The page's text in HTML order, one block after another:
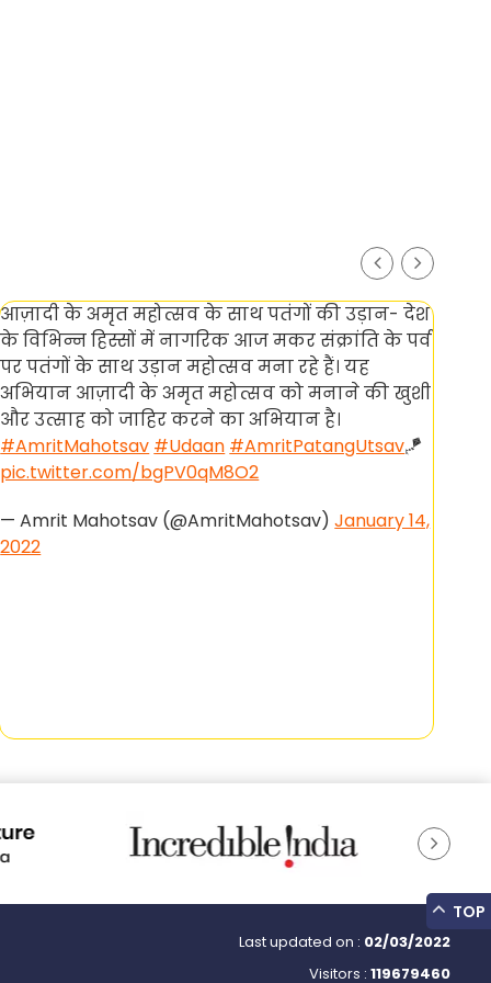
आज़ादी के अमृत महोत्सव के साथ पतंगों की उड़ान- देश
के विभिन्न हिस्सों में नागरिक आज मकर संक्रांति के पर्व
पर पतंगों के साथ उड़ान महोत्सव मना रहे हैं। यह
अभियान आज़ादी के अमृत महोत्सव को मनाने की खुशी
और उत्साह को जाहिर करने का अभियान है।
#AmritMahotsav #Udaan #AmritPatangUtsav🪁
pic.twitter.com/bgPV0qM8O2
— Amrit Mahotsav (@AmritMahotsav)January 14,
2022
Last updated on : 02/03/2022
Visitors : 119679460
TOP